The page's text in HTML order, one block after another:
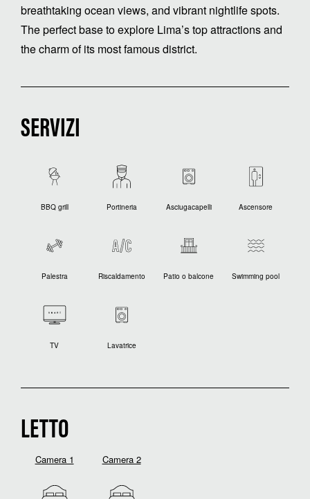
breathtaking ocean views, and vibrant nightlife spots.
The perfect base to explore Lima’s top attractions and
the charm of its most famous district.
SERVIZI
BBQ grill Portineria Asciugacapelli Ascensore
Palestra Riscaldamento Patio o balcone Swimming pool
TV Lavatrice
LETTO
Camera 1 Camera 2